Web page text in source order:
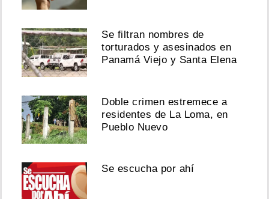
Se filtran nombres de
torturados y asesinados en
Panamá Viejo y Santa Elena
Doble crimen estremece a
residentes de La Loma, en
Pueblo Nuevo
Se escucha por ahí